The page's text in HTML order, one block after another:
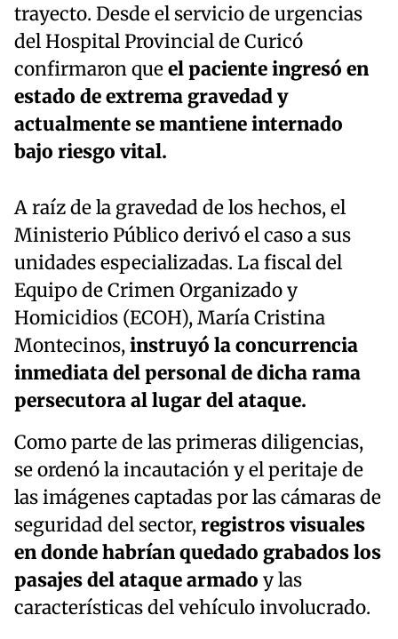
trayecto. Desde el servicio de urgencias
del Hospital Provincial de Curicó
confirmaron queel paciente ingresó en
estado de extrema gravedad y
actualmente se mantiene internado
bajo riesgo vital.
A raíz de la gravedad de los hechos, el
Ministerio Público derivó el caso a sus
unidades especializadas. La fiscal del
Equipo de Crimen Organizado y
Homicidios (ECOH), María Cristina
Montecinos,instruyó la concurrencia
inmediata del personal de dicha rama
persecutora al lugar del ataque.
Como parte de las primeras diligencias,
se ordenó la incautación y el peritaje de
las imágenes captadas por las cámaras de
seguridad del sector,registros visuales
en donde habrían quedado grabados los
pasajes del ataque armado y las
características del vehículo involucrado.